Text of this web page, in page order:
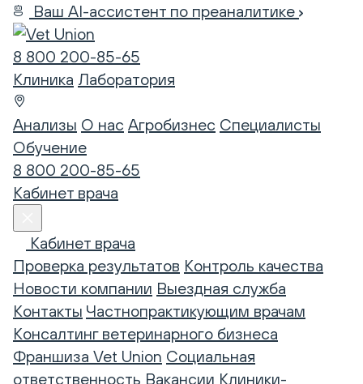
Ваш AI-ассистент по преаналитике
8 800 200-85-65
Клиника Лаборатория
Анализы О нас Агробизнес Специалисты
Обучение
8 800 200-85-65
Кабинет врача
Кабинет врача
Проверка результатов Контроль качества
Новости компании Выездная служба
Контакты Частнопрактикующим врачам
Консалтинг ветеринарного бизнеса
Франшиза Vet Union Социальная
ответственность Вакансии Клиники-